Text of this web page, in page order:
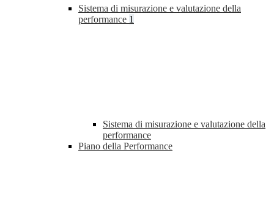
Sistema di misurazione e valutazione della
performance 1
Sistema di misurazione e valutazione della
performance
Piano della Performance